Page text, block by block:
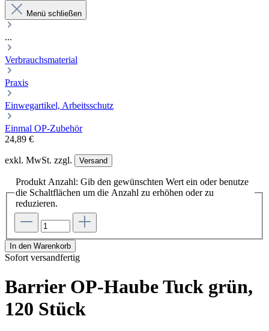
Menü schließen
...
Verbrauchsmaterial
Praxis
Einwegartikel, Arbeitsschutz
Einmal OP-Zubehör
24,89 €
exkl. MwSt. zzgl. Versand
Produkt Anzahl: Gib den gewünschten Wert ein oder benutze
die Schaltflächen um die Anzahl zu erhöhen oder zu
reduzieren.
In den Warenkorb
Sofort versandfertig
Barrier OP-Haube Tuck grün,
120 Stück